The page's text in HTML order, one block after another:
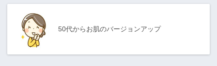
50代からお肌のバージョンアップ